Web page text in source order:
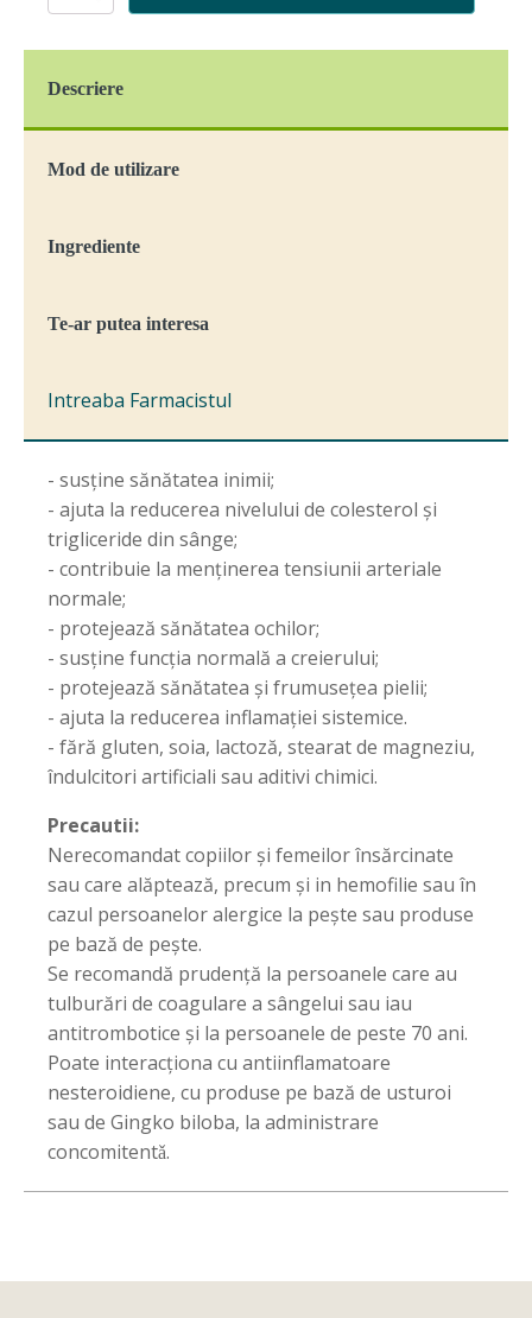
Marin,
capsule,
Descriere
Mod de utilizare
Ingrediente
Te-ar putea interesa
Intreaba Farmacistul
- susține sănătatea inimii;
- ajuta la reducerea nivelului de colesterol și
trigliceride din sânge;
- contribuie la menținerea tensiunii arteriale
normale;
- protejează sănătatea ochilor;
- susține funcția normală a creierului;
- protejează sănătatea și frumusețea pielii;
- ajuta la reducerea inflamației sistemice.
- fără gluten, soia, lactoză, stearat de magneziu,
îndulcitori artificiali sau aditivi chimici.
Precautii:
Nerecomandat copiilor şi femeilor însărcinate
sau care alăptează, precum şi in hemofilie sau în
cazul persoanelor alergice la peşte sau produse
pe bază de peşte.
Se recomandă prudenţă la persoanele care au
tulburări de coagulare a sângelui sau iau
antitrombotice şi la persoanele de peste 70 ani.
Poate interacționa cu antiinflamatoare
nesteroidiene, cu produse pe bază de usturoi
sau de Gingko biloba, la administrare
concomitentǎ.